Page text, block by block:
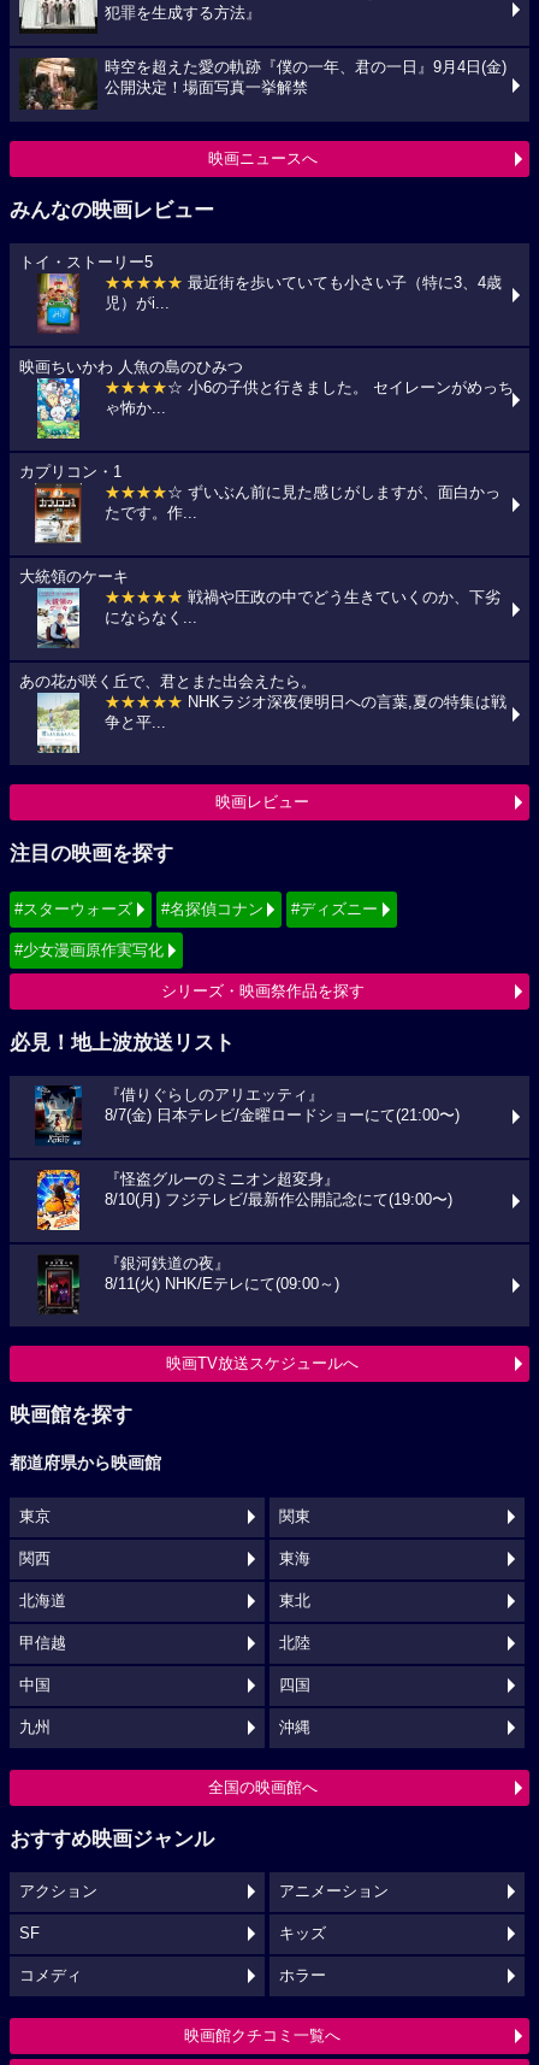
犯罪を生成する方法』
時空を超えた愛の軌跡『僕の一年、君の一日』9月4日(金)
公開決定！場面写真一挙解禁
映画ニュースへ
みんなの映画レビュー
トイ・ストーリー5
★★★★★ 最近街を歩いていても小さい子（特に3、4歳
児）がi...
映画ちいかわ 人魚の島のひみつ
★★★★☆ 小6の子供と行きました。 セイレーンがめっち
ゃ怖か...
カプリコン・1
★★★★☆ ずいぶん前に見た感じがしますが、面白かっ
たです。作...
大統領のケーキ
★★★★★ 戦禍や圧政の中でどう生きていくのか、下劣
にならなく...
あの花が咲く丘で、君とまた出会えたら。
★★★★★ NHKラジオ深夜便明日への言葉,夏の特集は戦
争と平...
映画レビュー
注目の映画を探す
#スターウォーズ #名探偵コナン #ディズニー
#少女漫画原作実写化
シリーズ・映画祭作品を探す
必見！地上波放送リスト
『借りぐらしのアリエッティ』
8/7(金) 日本テレビ/金曜ロードショーにて(21:00〜)
『怪盗グルーのミニオン超変身』
8/10(月) フジテレビ/最新作公開記念にて(19:00〜)
『銀河鉄道の夜』
8/11(火) NHK/Eテレにて(09:00～)
映画TV放送スケジュールへ
映画館を探す
都道府県から映画館
東京 関東
関西 東海
北海道 東北
甲信越 北陸
中国 四国
九州 沖縄
全国の映画館へ
おすすめ映画ジャンル
アクション アニメーション
SF キッズ
コメディ ホラー
映画館クチコミ一覧へ